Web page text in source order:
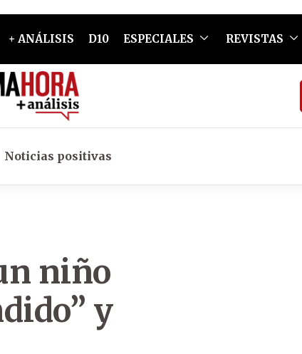
+ ANÁLISIS D10 ESPECIALES REVISTAS
Noticias positivas
niño
y